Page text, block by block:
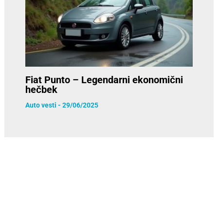
Fiat Punto – Legendarni ekonomični
hečbek
Auto vesti - 29/06/2025